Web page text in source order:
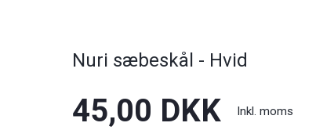
Nuri sæbeskål - Hvid
45,00 DKK Inkl. moms